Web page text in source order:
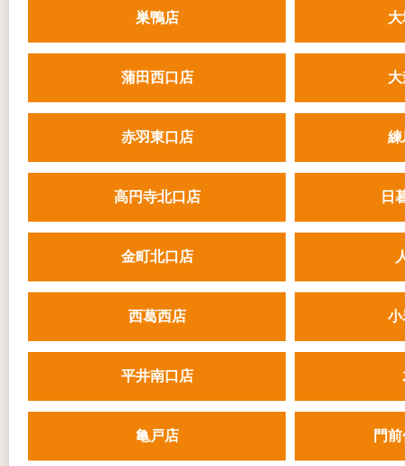
巣鴨店
蒲田西口店
赤羽東口店 練
高円寺北口店 日
金町北口店
西葛西店 小
平井南口店
亀戸店 門